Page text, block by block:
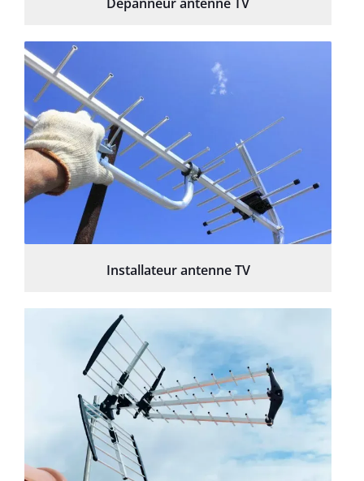
Installateur antenne TV